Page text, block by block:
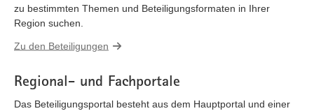
zu bestimmten Themen und Beteiligungsformaten in Ihrer
Region suchen.
Zu den Beteiligungen
Regional- und Fachportale
Das Beteiligungsportal besteht aus dem Hauptportal und einer